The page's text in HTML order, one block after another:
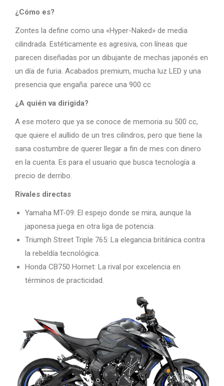
¿Cómo es?
Zontes la define como una «Hyper-Naked» de media
cilindrada. Estéticamente es agresiva, con líneas que
parecen diseñadas por un dibujante de mechas japonés en
un día de furia. Acabados premium, mucha luz LED y una
presencia que engaña: parece una 900 cc
¿A quién va dirigida?
A ese motero que ya se conoce de memoria su 500 cc,
que quiere el aullido de un tres cilindros, pero que tiene la
sana costumbre de querer llegar a fin de mes con dinero
en la cuenta. Es para el usuario que busca tecnología a
precio de derribo.
Rivales directas
Yamaha MT-09: El espejo donde se mira, aunque la
japonesa juega en otra liga de potencia.
Triumph Street Triple 765: La elegancia británica contra
la rebeldía tecnológica.
Honda CB750 Hornet: La rival por excelencia en
términos de practicidad.